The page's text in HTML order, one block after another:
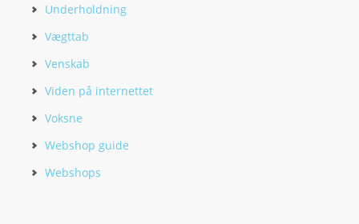
Underholdning
Vægttab
Venskab
Viden på internettet
Voksne
Webshop guide
Webshops